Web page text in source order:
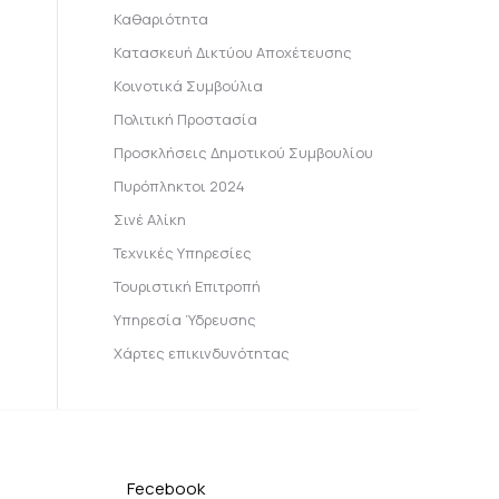
Καθαριότητα
Κατασκευή Δικτύου Αποχέτευσης
Κοινοτικά Συμβούλια
Πολιτική Προστασία
Προσκλήσεις Δημοτικού Συμβουλίου
Πυρόπληκτοι 2024
Σινέ Αλίκη
Τεχνικές Υπηρεσίες
Τουριστική Επιτροπή
Υπηρεσία Ύδρευσης
Χάρτες επικινδυνότητας
Fecebook